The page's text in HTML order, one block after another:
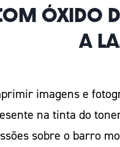
óxido
a
imagens e
na tinta do
sobre o barro